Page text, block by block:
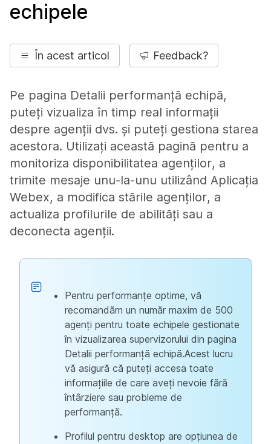
echipele
În acest articol Feedback?
Pe pagina Detalii performanță echipă,
puteți vizualiza în timp real informații
despre agenții dvs. și puteți gestiona starea
acestora. Utilizați această pagină pentru a
monitoriza disponibilitatea agenților, a
trimite mesaje unu-la-unu utilizând Aplicația
Webex, a modifica stările agenților, a
actualiza profilurile de abilități sau a
deconecta agenții.
Pentru performanțe optime, vă
recomandăm un număr maxim de 500
agenți pentru toate echipele gestionate
în vizualizarea supervizorului din pagina
Detalii performanță echipă.Acest lucru
vă asigură că puteți accesa toate
informațiile de care aveți nevoie fără
întârziere sau probleme de
performanță.
Profilul pentru desktop are opțiunea de